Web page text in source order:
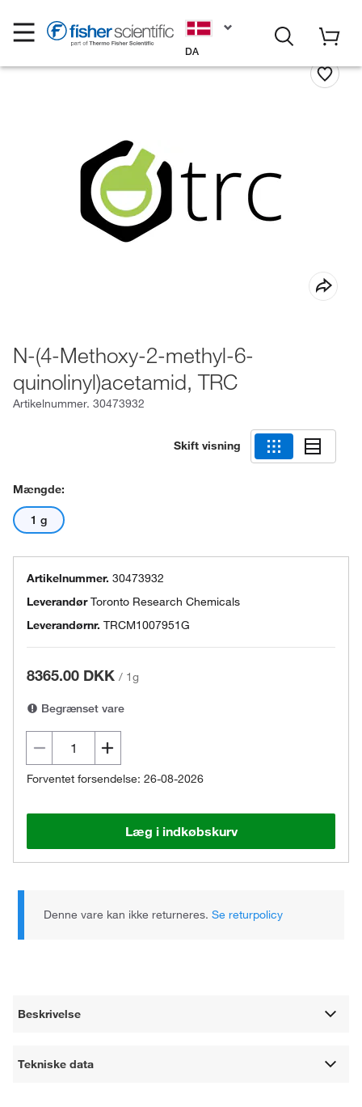
DA
N-(4-Methoxy-2-methyl-6-
quinolinyl)acetamid, TRC
Artikelnummer. 30473932
Skift visning
Mængde:
1 g
Artikelnummer. 30473932
LeverandørToronto Research Chemicals
Leverandørnr. TRCM1007951G
8365.00 DKK / 1g
Begrænset vare
Forventet forsendelse: 26-08-2026
Læg i indkøbskurv
Denne vare kan ikke returneres.Se returpolicy
Beskrivelse
Tekniske data